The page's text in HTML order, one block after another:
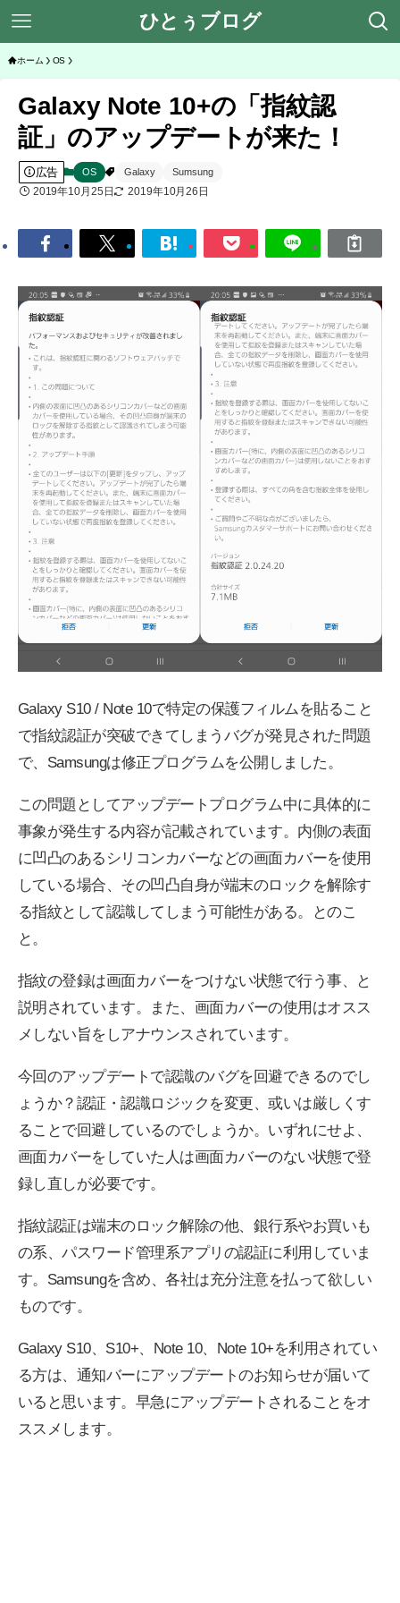
ひとぅブログ
ホーム OS
Galaxy Note 10+の「指紋認
証」のアップデートが来た！
広告 OS Galaxy Sumsung
2019年10月25日 2019年10月26日
Galaxy S10 / Note 10で特定の保護フィルムを貼ること
で指紋認証が突破できてしまうバグが発見された問題
で、Samsungは修正プログラムを公開しました。
この問題としてアップデートプログラム中に具体的に
事象が発生する内容が記載されています。内側の表面
に凹凸のあるシリコンカバーなどの画面カバーを使用
している場合、その凹凸自身が端末のロックを解除す
る指紋として認識してしまう可能性がある。とのこ
と。
指紋の登録は画面カバーをつけない状態で行う事、と
説明されています。また、画面カバーの使用はオスス
メしない旨をしアナウンスされています。
今回のアップデートで認識のバグを回避できるのでし
ょうか？認証・認識ロジックを変更、或いは厳しくす
ることで回避しているのでしょうか。いずれにせよ、
画面カバーをしていた人は画面カバーのない状態で登
録し直しが必要です。
指紋認証は端末のロック解除の他、銀行系やお買いも
の系、パスワード管理系アプリの認証に利用していま
す。Samsungを含め、各社は充分注意を払って欲しい
ものです。
Galaxy S10、S10+、Note 10、Note 10+を利用されてい
る方は、通知バーにアップデートのお知らせが届いて
いると思います。早急にアップデートされることをオ
ススメします。